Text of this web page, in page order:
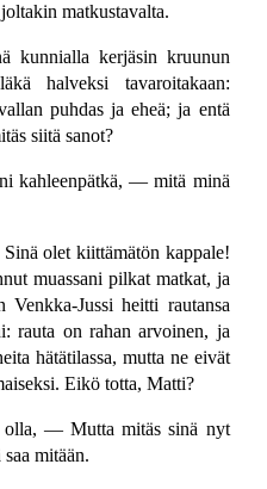
matkustavalta.
kunnialla kerjäsin kruunun
halveksi tavaroitakaan:
puhdas ja eheä; ja entä
siitä sanot?
kahleenpätkä, — mitä minä
olet kiittämätön kappale!
muassani pilkat matkat, ja
Jussi heitti rautansa
rauta on rahan arvoinen, ja
hätätilassa, mutta ne eivät
Eikö totta, Matti?
olla, — Mutta mitäs sinä nyt
mitään.